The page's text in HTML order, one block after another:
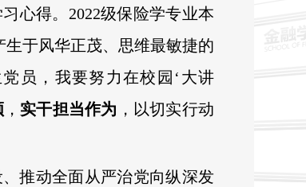
心得。2022级保险学专业本
于风华正茂、思维最敏捷的
员，我要努力在校园‘大讲
， 实干担当作为 ，以切实行动
推动全面从严治党向纵深发